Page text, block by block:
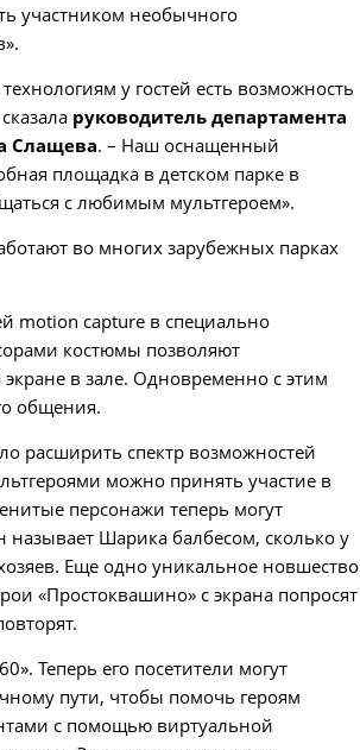
участником необычного
у гостей есть возможность
руководитель департамента
Слащева. – Наш оснащенный
площадка в детском парке в
с любимым мультгероем».
во многих зарубежных парках
motion capture в специально
костюмы позволяют
в зале. Одновременно с этим
общения.
расширить спектр возможностей
можно принять участие в
персонажи теперь могут
Шарика балбесом, сколько у
Еще одно уникальное новшество
«Простоквашино» с экрана попросят
Теперь его посетители могут
пути, чтобы помочь героям
с помощью виртуальной